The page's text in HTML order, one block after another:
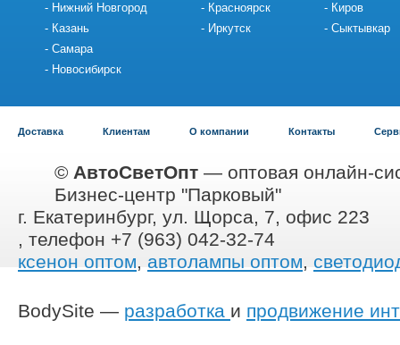
Нижний Новгород
Казань
Самара
Новосибирск
Красноярск
Иркутск
Киров
Сыктывкар
Доставка Клиентам О компании Контакты
© АвтоСветОпт — оптовая онлайн-
Бизнес-центр "Парковый"
г. Екатеринбург, ул. Щорса, 7, офис 223
, телефон +7 (963) 042-32-74
ксенон оптом, автолампы оптом,
BodySite — разработка и продвижение